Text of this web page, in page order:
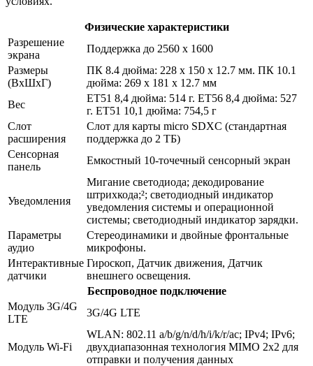
Физические характеристики
Разрешение
экрана
Поддержка до 2560 x 1600
Размеры
(ВхШхГ)
ПК 8.4 дюйма: 228 x 150 x 12.7 мм. ПК 10.1
дюйма: 269 x 181 x 12.7 мм
Вес
ET51 8,4 дюйма: 514 г. ET56 8,4 дюйма: 527
г. ET51 10,1 дюйма: 754,5 г
Слот
расширения
Слот для карты micro SDXC (стандартная
поддержка до 2 ТБ)
Сенсорная
панель
Емкостный 10-точечный сенсорный экран
Уведомления
Мигание светодиода; декодирование
штрихкода;²; светодиодный индикатор
уведомления системы и операционной
системы; светодиодный индикатор зарядки.
Параметры
аудио
Стереодинамики и двойные фронтальные
микрофоны.
Интерактивные
датчики
Гироскоп, Датчик движения, Датчик
внешнего освещения.
Беспроводное подключение
Модуль 3G/4G
LTE
3G/4G LTE
Модуль Wi-Fi
WLAN: 802.11 a/b/g/n/d/h/i/k/r/ac; IPv4; IPv6;
двухдиапазонная технология MIMO 2x2 для
отправки и получения данных